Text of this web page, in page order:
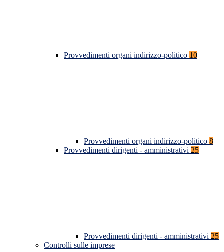
Provvedimenti organi indirizzo-politico 10
Provvedimenti organi indirizzo-politico 8
Provvedimenti dirigenti - amministrativi 25
Provvedimenti dirigenti - amministrativi 25
Controlli sulle imprese